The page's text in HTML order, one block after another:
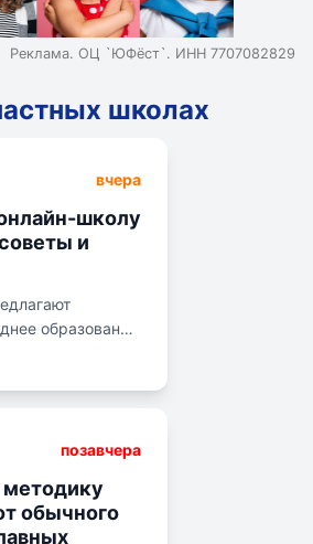
Реклама. ОЦ `ЮФёст`. ИНН 7707082829
школах
вчера
школу
и
образование
Важно
Важно
для поступления
колледж.
позавчера
методику
обычного